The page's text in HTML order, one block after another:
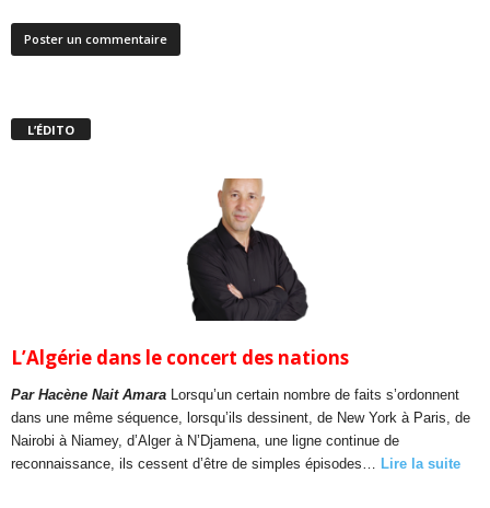
L’ÉDITO
L’Algérie dans le concert des nations
Par Hacène Nait Amara Lorsqu’un certain nombre de faits s’ordonnent
dans une même séquence, lorsqu’ils dessinent, de New York à Paris, de
Nairobi à Niamey, d’Alger à N’Djamena, une ligne continue de
reconnaissance, ils cessent d’être de simples épisodes… Lire la suite